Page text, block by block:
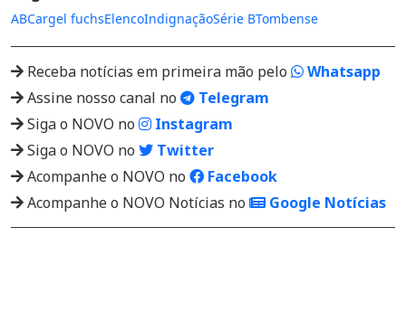
ABCargel fuchsElencoIndignaçãoSérie BTombense
Receba notícias em primeira mão pelo
Whatsapp
Assine nosso canal no
Telegram
Siga o NOVO no
Instagram
Siga o NOVO no
Twitter
Acompanhe o NOVO no
Facebook
Acompanhe o NOVO Notícias no
Google Notícias